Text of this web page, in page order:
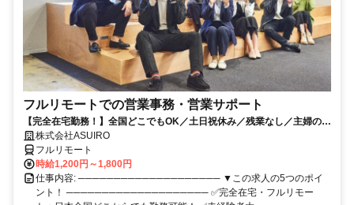
フルリモートでの営業事務・営業サポート
【完全在宅勤務！】全国どこでもOK／土日祝休み／残業なし／主婦の方
活躍中
株式会社ASUIRO
フルリモート
時給1,200円～1,800円
仕事内容: ──────────────────── ▼この求人の5つのポイ
ント！ ──────────────────── ✅完全在宅・フルリモー